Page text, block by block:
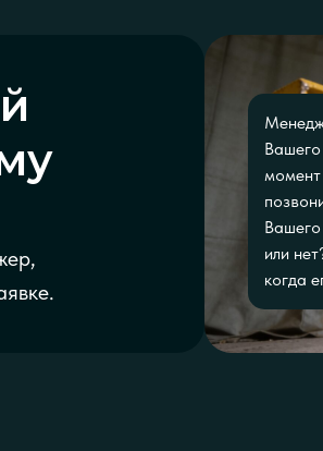
или
когда